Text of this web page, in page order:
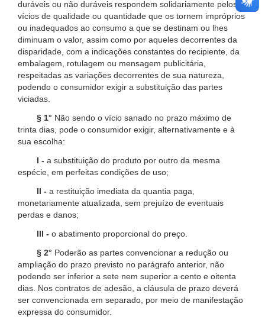
duráveis ou não duráveis respondem solidariamente pelos
vícios de qualidade ou quantidade que os tornem impróprios
ou inadequados ao consumo a que se destinam ou lhes
diminuam o valor, assim como por aqueles decorrentes da
disparidade, com a indicações constantes do recipiente, da
embalagem, rotulagem ou mensagem publicitária,
respeitadas as variações decorrentes de sua natureza,
podendo o consumidor exigir a substituição das partes
viciadas.
§ 1° Não sendo o vício sanado no prazo máximo de
trinta dias, pode o consumidor exigir, alternativamente e à
sua escolha:
I - a substituição do produto por outro da mesma
espécie, em perfeitas condições de uso;
II - a restituição imediata da quantia paga,
monetariamente atualizada, sem prejuízo de eventuais
perdas e danos;
III - o abatimento proporcional do preço.
§ 2° Poderão as partes convencionar a redução ou
ampliação do prazo previsto no parágrafo anterior, não
podendo ser inferior a sete nem superior a cento e oitenta
dias. Nos contratos de adesão, a cláusula de prazo deverá
ser convencionada em separado, por meio de manifestação
expressa do consumidor.